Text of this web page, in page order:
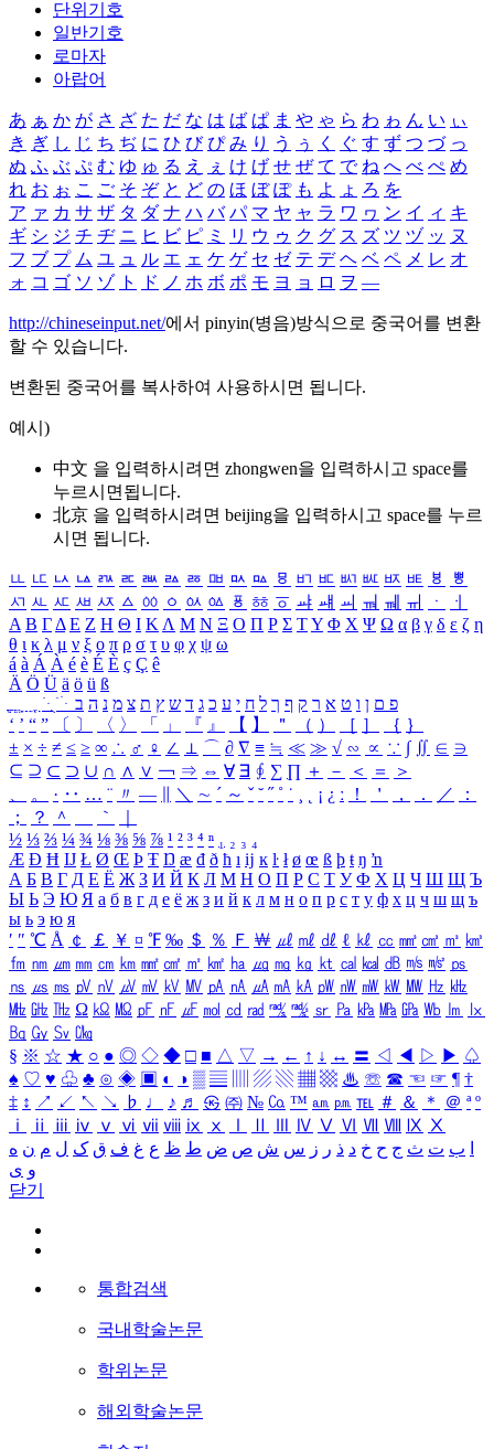
단위기호
일반기호
로마자
아랍어
あ ぁ か が さ ざ た だ な は ば ぱ ま や ゃ ら わ ゎ ん い ぃ
き ぎ し じ ち ぢ に ひ び ぴ み り う ぅ く ぐ す ず つ づ っ
ぬ ふ ぶ ぷ む ゆ ゅ る え ぇ け げ せ ぜ て で ね へ べ ぺ め
れ お ぉ こ ご そ ぞ と ど の ほ ぼ ぽ も よ ょ ろ を
ア ァ カ サ ザ タ ダ ナ ハ バ パ マ ヤ ャ ラ ワ ヮ ン イ ィ キ
ギ シ ジ チ ヂ ニ ヒ ビ ピ ミ リ ウ ゥ ク グ ス ズ ツ ヅ ッ ヌ
フ ブ プ ム ユ ュ ル エ ェ ケ ゲ セ ゼ テ デ ヘ ベ ペ メ レ オ
ォ コ ゴ ソ ゾ ト ド ノ ホ ボ ポ モ ヨ ョ ロ ヲ ―
http://chineseinput.net/에서 pinyin(병음)방식으로 중국어를 변환
할 수 있습니다.
변환된 중국어를 복사하여 사용하시면 됩니다.
예시)
中文 을 입력하시려면 zhongwen을 입력하시고 space를
누르시면됩니다.
北京 을 입력하시려면 beijing을 입력하시고 space를 누르
시면 됩니다.
ㅥ ㅦ ㅧ ㅨ ㅩ ㅪ ㅫ ㅬ ㅭ ㅮ ㅯ ㅰ ㅱ ㅲ ㅳ ㅴ ㅵ ㅶ ㅷ ㅸ
ㅹ
ㅺ ㅻ ㅼ ㅽ ㅾ ㅿ ㆀ ㆁ ㆂ ㆃ ㆄ ㆅ ㆆ ㆇ ㆈ ㆉ ㆊ ㆋ ㆌ ㆍ
ㆎ
Α Β ΓΔ Ε Ζ Η Θ Ι ΚΛ Μ Ν Ξ Ο Π Ρ Σ ΤΥ Φ Χ Ψ Ω α β γ δ ε ζ η
θ ι κ λ μ ν ξ ο π ρ σ τ υ φ χ ψ ω
á à Á À é è É È ç Ç ê
Ä Ö Ü ä ö ü ß
ִֶֹ ֻּ ׁׂ פ ם ן ו ט א ר ק ף ך ל ח י ע כ ג ד ש ץ ת צ מ נ ה ב
‘ ’ “ ” 〔 〕 〈 〉 「 」 『 』 【 】 ＂ （ ） ［ ］ ｛ ｝
± × ÷ ≠ ≤ ≥ ∞ ∴ ♂ ♀ ∠ ⊥ ⌒ ∂ ∇ ≡ ≒ ≪ ≫ √ ∽ ∝ ∵ ∫ ∬ ∈ ∋
⊆ ⊇ ⊂ ⊃ ∪ ∩ ∧ ∨ ￢ ⇒ ⇔ ∀ ∃ ∮ ∑ ∏ ＋ － ＜ ＝
＞
、
。 · ‥ … ¨ 〃 ― ＼ ∼ ´ ～ ˇ ˘ ˝ ˚ ˙ ¸ ¡ ¿ ː ！ ＇ ， ． ／
：
；
？ ＾ ｀
½ ⅓ ⅔ ¼ ¾ ⅛ ⅜ ⅝ ⅞ ¹ ² ³ ⁴ ⁿ ₁ ₂ ₃ ₄
Æ Ð Ħ Ĳ Ł Ø Œ Þ Ŧ Ŋ æ đ ð ħ ı ĳ ĸ ŀ ł ø œ ß þ ŧ ŋ ŉ
А Б В Г Д Е Ё Ж З И Й К Л М Н О П Р С Т У Ф Х Ц Ч Ш Щ Ъ
Ы Ь Э Ю Я а б в г д е ё ж з и й к л м н о п р с т у ф х ц ч ш щ ъ
ы ь э ю я
′ ″ ℃ Å ￠ ￡ ￥ ¤ ℉ ‰ ＄ ％ Ｆ ￦ ㎕ ㎖ ㎗ ℓ ㎘ ㏄ ㎣ ㎤ ㎥ ㎦
㎙ ㎚ ㎛ ㎜ ㎝ ㎞ ㎟ ㎠ ㎡ ㎢ ㏊ ㎍ ㎎ ㎏ ㏏ ㎈ ㎉ ㏈ ㎧ ㎨ ㎰
㎱ ㎲ ㎳ ㎴ ㎵ ㎶ ㎷ ㎸ ㎹ ㎀ ㎁ ㎂ ㎃ ㎄ ㎺ ㎻ ㎽ ㎾ ㎿ ㎐ ㎑
㎒ ㎓ ㎔ Ω ㏀ ㏁ ㎊ ㎋ ㎌ ㏖ ㏅ ㎭ ㎮ ㎯ ㏛ ㎩ ㎪ ㎫ ㎬ ㏝ ㏐
㏓
㏃ ㏉ ㏜ ㏆
§ ※ ☆ ★ ○ ● ◎ ◇ ◆ □ ■ △ ▽ → ← ↑ ↓ ↔ 〓 ◁ ◀ ▷ ▶ ♤
♠ ♡ ♥ ♧ ♣ ⊙ ◈ ▣ ◐ ◑ ▒ ▤ ▨ ▧ ▦ ▩ ♨ ☏ ☎ ☜ ☞ ¶ †
‡ ↕ ↗ ↙ ↖ ↘ ♭ ♩ ♪ ♬ ㉿ ㈜ № ㏇ ™ ㏂ ㏘ ℡ ＃ ＆ ＊ ＠ ª º
ⅰ
ⅱ ⅲ ⅳ ⅴ ⅵ ⅶ ⅷ ⅸ ⅹ Ⅳ Ⅴ Ⅵ Ⅶ Ⅷ Ⅸ Ⅹ
ب ت ث ج ح خ د ذ ر ز س ش ص ض ط ظ ع غ ف ق ک ل م ن ه
و ی
닫기
통합검색
국내학술논문
학위논문
해외학술논문